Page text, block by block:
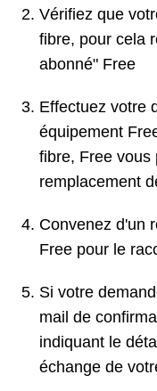
Vérifiez que
fibre, pour cela
abonné" Free
Effectuez votre
équipement
fibre, Free vous
remplacement
Convenez d'un
Free pour le
Si votre
mail de
indiquant le
échange de